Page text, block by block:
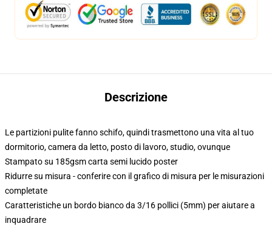
Descrizione
Le partizioni pulite fanno schifo, quindi trasmettono una vita al tuo
dormitorio, camera da letto, posto di lavoro, studio, ovunque
Stampato su 185gsm carta semi lucido poster
Ridurre su misura - conferire con il grafico di misura per le misurazioni
completate
Caratteristiche un bordo bianco da 3/16 pollici (5mm) per aiutare a
inquadrare